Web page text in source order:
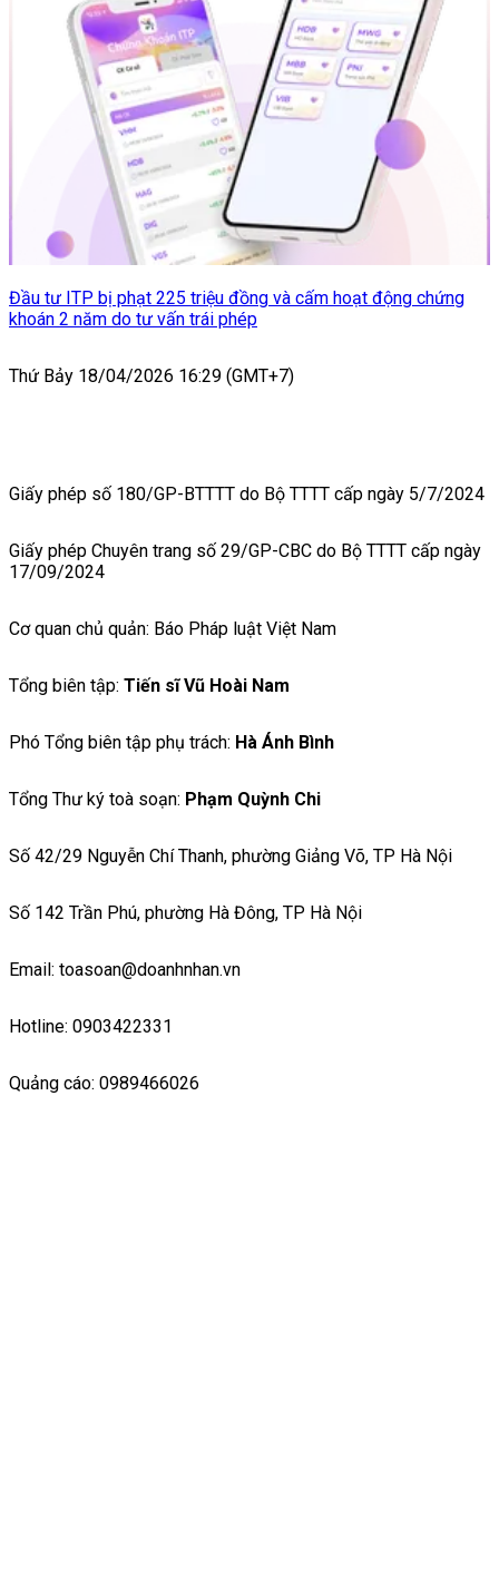
Đầu tư ITP bị phạt 225 triệu đồng và cấm hoạt động chứng
khoán 2 năm do tư vấn trái phép
Thứ Bảy 18/04/2026 16:29 (GMT+7)
Giấy phép số 180/GP-BTTTT do Bộ TTTT cấp ngày 5/7/2024
Giấy phép Chuyên trang số 29/GP-CBC do Bộ TTTT cấp ngày
17/09/2024
Cơ quan chủ quản: Báo Pháp luật Việt Nam
Tổng biên tập: Tiến sĩ Vũ Hoài Nam
Phó Tổng biên tập phụ trách: Hà Ánh Bình
Tổng Thư ký toà soạn: Phạm Quỳnh Chi
Số 42/29 Nguyễn Chí Thanh, phường Giảng Võ, TP Hà Nội
Số 142 Trần Phú, phường Hà Đông, TP Hà Nội
Email: toasoan@doanhnhan.vn
Hotline: 0903422331
Quảng cáo: 0989466026